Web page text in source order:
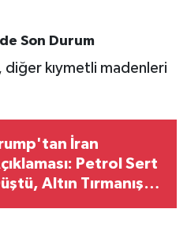
Son Durum
diğer kıymetli madenleri
İran
Petrol Sert
Altın Tırmanışa